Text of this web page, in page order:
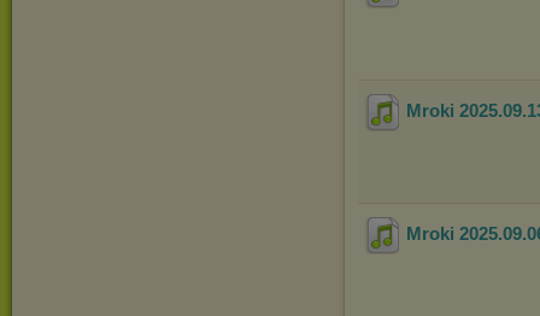
Mroki
Mroki